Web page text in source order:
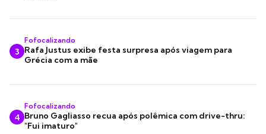
3
Fofocalizando
Rafa Justus exibe festa surpresa após viagem para
Grécia com a mãe
4
Fofocalizando
Bruno Gagliasso recua após polêmica com drive-thru:
"Fui imaturo"